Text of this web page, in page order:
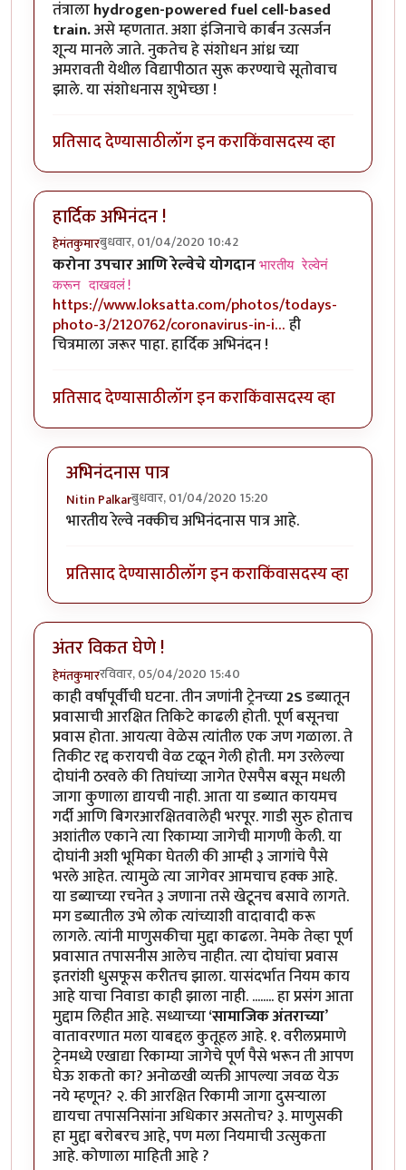
तंत्रालाhydrogen-powered fuel cell-based
train.असे म्हणतात. अशा इंजिनाचे कार्बन उत्सर्जन
शून्य मानले जाते. नुकतेच हे संशोधन आंध्र च्या
अमरावती येथील विद्यापीठात सुरू करण्याचे सूतोवाच
झाले. या संशोधनास शुभेच्छा !
प्रतिसाद देण्यासाठीलॉग इन कराकिंवासदस्य व्हा
हार्दिक अभिनंदन !
हेमंतकुमारबुधवार, 01/04/2020 10:42
करोना उपचार आणि रेल्वेचे योगदान भारतीय रेल्वेनं
करून दाखवलं!
https://www.loksatta.com/photos/todays-
photo-3/2120762/coronavirus-in-i…ही
चित्रमाला जरूर पाहा. हार्दिक अभिनंदन !
प्रतिसाद देण्यासाठीलॉग इन कराकिंवासदस्य व्हा
अभिनंदनास पात्र
Nitin Palkarबुधवार, 01/04/2020 15:20
In reply toहार्दिक अभिनंदन !byहेमंतकुमार
भारतीय रेल्वे नक्कीच अभिनंदनास पात्र आहे.
प्रतिसाद देण्यासाठीलॉग इन कराकिंवासदस्य व्हा
अंतर विकत घेणे !
हेमंतकुमाररविवार, 05/04/2020 15:40
काही वर्षांपूर्वीची घटना. तीन जणांनी ट्रेनच्या2Sडब्यातून
प्रवासाची आरक्षित तिकिटे काढली होती. पूर्ण बसूनचा
प्रवास होता. आयत्या वेळेस त्यांतील एक जण गळाला. ते
तिकीट रद्द करायची वेळ टळून गेली होती. मग उरलेल्या
दोघांनी ठरवले की तिघांच्या जागेत ऐसपैस बसून मधली
जागा कुणाला द्यायची नाही. आता या डब्यात कायमच
गर्दी आणि बिगरआरक्षितवालेही भरपूर. गाडी सुरु होताच
अशांतील एकाने त्या रिकाम्या जागेची मागणी केली. या
दोघांनी अशी भूमिका घेतली की आम्ही ३ जागांचे पैसे
भरले आहेत. त्यामुळे त्या जागेवर आमचाच हक्क आहे.
या डब्याच्या रचनेत ३ जणाना तसे खेटूनच बसावे लागते.
मग डब्यातील उभे लोक त्यांच्याशी वादावादी करू
लागले. त्यांनी माणुसकीचा मुद्दा काढला. नेमके तेव्हा पूर्ण
प्रवासात तपासनीस आलेच नाहीत. त्या दोघांचा प्रवास
इतरांशी धुसफूस करीतच झाला. यासंदर्भात नियम काय
आहे याचा निवाडा काही झाला नाही. ........ हा प्रसंग आता
मुद्दाम लिहीत आहे. सध्याच्या‘सामाजिक अंतराच्या’
वातावरणात मला याबद्दल कुतूहल आहे. १. वरीलप्रमाणे
ट्रेनमध्ये एखाद्या रिकाम्या जागेचे पूर्ण पैसे भरून ती आपण
घेऊ शकतो का? अनोळखी व्यक्ती आपल्या जवळ येऊ
नये म्हणून? २. की आरक्षित रिकामी जागा दुसऱ्याला
द्यायचा तपासनिसांना अधिकार असतोच? ३. माणुसकी
हा मुद्दा बरोबरच आहे, पण मला नियमाची उत्सुकता
आहे. कोणाला माहिती आहे ?